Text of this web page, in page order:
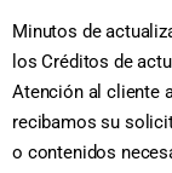
Minutos de
los Créditos de
Atención al cliente
recibamos su
o contenidos